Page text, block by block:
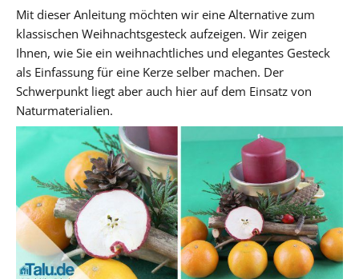
Mit dieser Anleitung möchten wir eine Alternative zum
klassischen Weihnachtsgesteck aufzeigen. Wir zeigen
Ihnen, wie Sie ein weihnachtliches und elegantes Gesteck
als Einfassung für eine Kerze selber machen. Der
Schwerpunkt liegt aber auch hier auf dem Einsatz von
Naturmaterialien.